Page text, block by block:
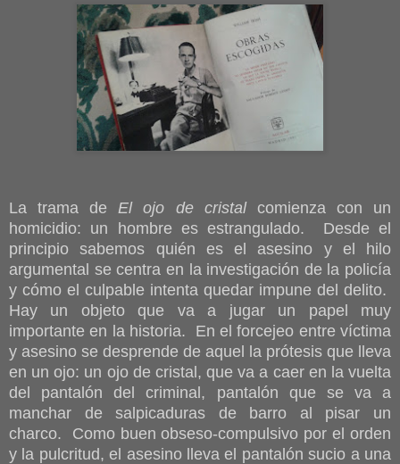
La trama de El ojo de cristalcomienza con un
homicidio: un hombre es estrangulado. Desde el
principio sabemos quién es el asesino y el hilo
argumental se centra en la investigación de la policía
y cómo el culpable intenta quedar impune del delito.
Hay un objeto que va a jugar un papel muy
importante en la historia. En el forcejeo entre víctima
y asesino se desprende de aquel la prótesis que lleva
en un ojo: un ojo de cristal, que va a caer en la vuelta
del pantalón del criminal, pantalón que se va a
manchar de salpicaduras de barro al pisar un
charco. Como buen obseso-compulsivo por el orden
y la pulcritud, el asesino lleva el pantalón sucio a una